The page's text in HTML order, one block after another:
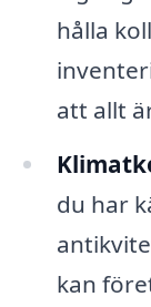
hålla
att allt
du har
kan